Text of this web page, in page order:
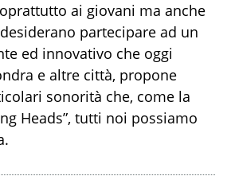
ai giovani ma anche
partecipare ad un
ed innovativo che oggi
e altre città, propone
sonorità che, come la
Heads”, tutti noi possiamo